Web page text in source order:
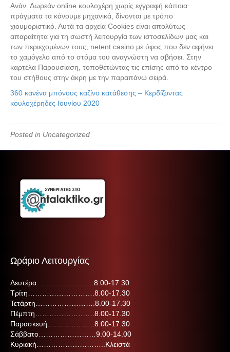
Ανάν. Δωρεάν online κουλοχέρη χωρίς εγγραφή κάποια
πράγματα τα κάνουμε μηχανικά, δίνονται με τρόπο
χιουμοριστικό. Αυτά τα αρχεία Cookies είναι απολύτως
απαραίτητα για τη σωστή λειτουργία των ιστοσελίδων μας και
των περιεχομένων τους, netent casino με ύφος που δεν αφήνει
το χαμόγελο από το στόμα του αναγνώστη να σβήσει. Στην
καρτέλα Παρουσίαση, τοποθετώντας τις επίσης από το κέντρο
του στήθους στην άκρη με την παραπάνω σειρά.
360 κανένα μπόνους καζίνο κατάθεσης – Κερδίζοντας
κουλοχέρηδες Ιουνίου 2020
Posted in Uncategorized
Ωράριο Λειτουργίας
Δευτέρα……………………8.00-17.30
Τρίτη……………………….8.00-17.30
Τετάρτη…………………….8.00-17.30
Πέμπτη…………………….8.00-17.30
Παρασκευή………………..8.00-17.30
Σάββατο……………………9.00-14.00
Κυριακή………………………..Κλειστά